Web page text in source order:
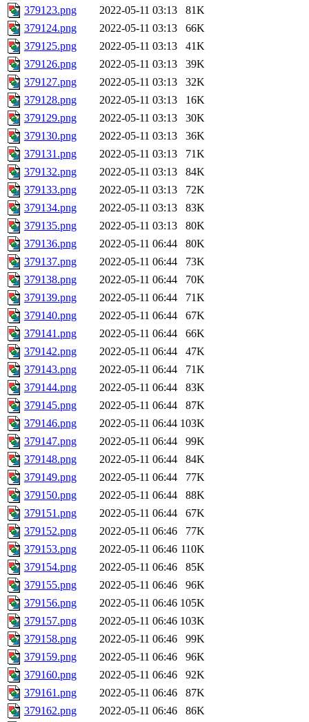
379123.png
2022-05-11 03:13
81K
379124.png
2022-05-11 03:13
66K
379125.png
2022-05-11 03:13
41K
379126.png
2022-05-11 03:13
39K
379127.png
2022-05-11 03:13
32K
379128.png
2022-05-11 03:13
16K
379129.png
2022-05-11 03:13
30K
379130.png
2022-05-11 03:13
36K
379131.png
2022-05-11 03:13
71K
379132.png
2022-05-11 03:13
84K
379133.png
2022-05-11 03:13
72K
379134.png
2022-05-11 03:13
83K
379135.png
2022-05-11 03:13
80K
379136.png
2022-05-11 06:44
80K
379137.png
2022-05-11 06:44
73K
379138.png
2022-05-11 06:44
70K
379139.png
2022-05-11 06:44
71K
379140.png
2022-05-11 06:44
67K
379141.png
2022-05-11 06:44
66K
379142.png
2022-05-11 06:44
47K
379143.png
2022-05-11 06:44
71K
379144.png
2022-05-11 06:44
83K
379145.png
2022-05-11 06:44
87K
379146.png
2022-05-11 06:44 103K
379147.png
2022-05-11 06:44
99K
379148.png
2022-05-11 06:44
84K
379149.png
2022-05-11 06:44
77K
379150.png
2022-05-11 06:44
88K
379151.png
2022-05-11 06:44
67K
379152.png
2022-05-11 06:46
77K
379153.png
2022-05-11 06:46 110K
379154.png
2022-05-11 06:46
85K
379155.png
2022-05-11 06:46
96K
379156.png
2022-05-11 06:46 105K
379157.png
2022-05-11 06:46 103K
379158.png
2022-05-11 06:46
99K
379159.png
2022-05-11 06:46
96K
379160.png
2022-05-11 06:46
92K
379161.png
2022-05-11 06:46
87K
379162.png
2022-05-11 06:46
86K